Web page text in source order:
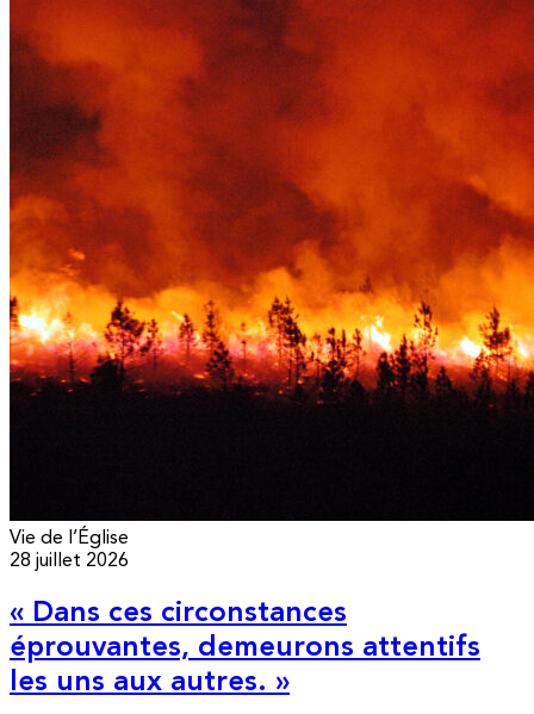
Vie de l’Église
28 juillet 2026
« Dans ces circonstances
éprouvantes, demeurons attentifs
les uns aux autres. »